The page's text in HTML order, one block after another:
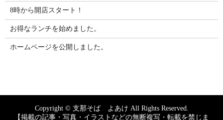
8時から開店スタート！
お得なランチを始めました。
ホームページを公開しました。
Copyright © 支那そば よあけ All Rights Reserved.
【掲載の記事・写真・イラストなどの無断複写・転載を禁じま